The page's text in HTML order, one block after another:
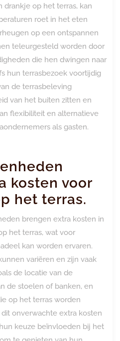
op het terras, kan
roet in het eten
op een ontspannen
teleurgesteld worden door
die hen dwingen naar
hun terrasbezoek voortijdig
de terrasbeleving
van het buiten zitten en
flexibiliteit en alternatieve
als gasten.
kosten voor
het terras.
brengen extra kosten in
het terras, wat voor
kan worden ervaren.
variëren en zijn vaak
de locatie van de
de stoelen of banken, en
op het terras worden
onverwachte extra kosten
keuze beïnvloeden bij het